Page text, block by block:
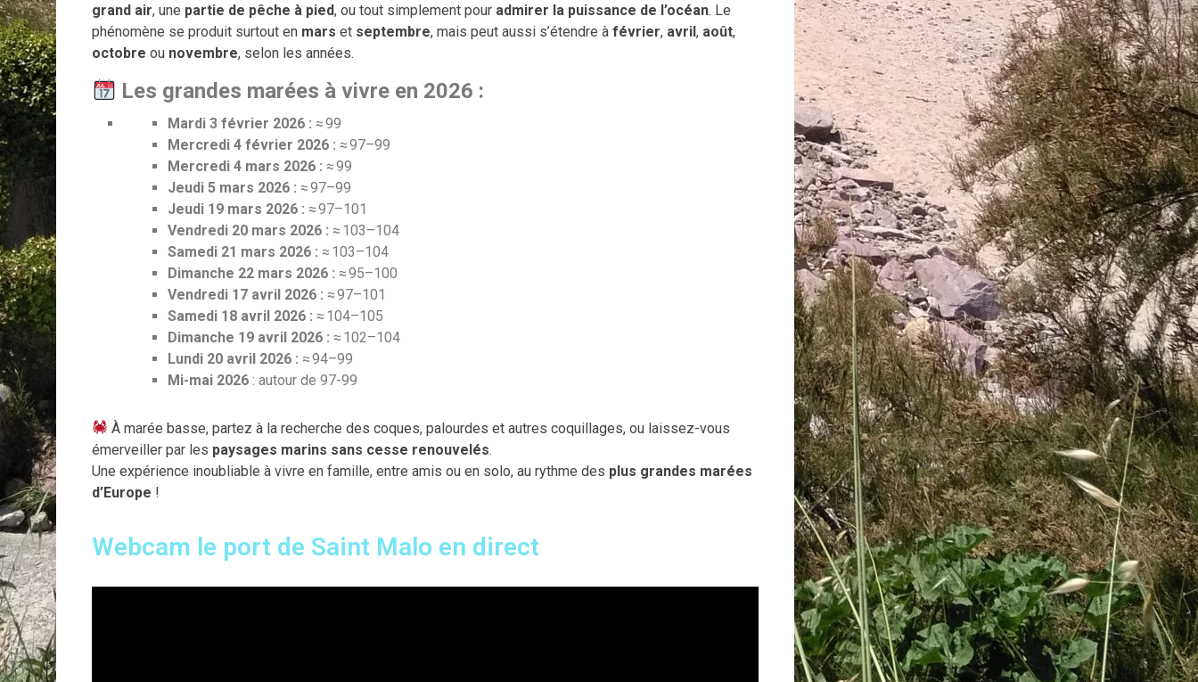
grand air, une partie de pêche à pied, ou tout simplement pour admirer la puissance de l’océan. Le
phénomène se produit surtout en mars et septembre, mais peut aussi s’étendre à février, avril, août,
octobre ou novembre, selon les années.
Les grandes marées à vivre en 2026 :
Mardi 3 février 2026 : ≈ 99
Mercredi 4 février 2026 : ≈ 97–99
Mercredi 4 mars 2026 : ≈ 99
Jeudi 5 mars 2026 : ≈ 97–99
Jeudi 19 mars 2026 : ≈ 97–101
Vendredi 20 mars 2026 : ≈ 103–104
Samedi 21 mars 2026 : ≈ 103–104
Dimanche 22 mars 2026 : ≈ 95–100
Vendredi 17 avril 2026 : ≈ 97–101
Samedi 18 avril 2026 : ≈ 104–105
Dimanche 19 avril 2026 : ≈ 102–104
Lundi 20 avril 2026 : ≈ 94–99
Mi-mai 2026 : autour de 97-99
À marée basse, partez à la recherche des coques, palourdes et autres coquillages, ou laissez-vous
émerveiller par les paysages marins sans cesse renouvelés.
Une expérience inoubliable à vivre en famille, entre amis ou en solo, au rythme des plus grandes marées
d’Europe !
Webcam le port de Saint Malo en direct